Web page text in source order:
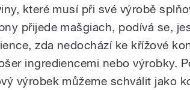
které musí při své výrobě
přijede mašgiach, podívá se,
zda nedochází ke křížové
ingrediencemi nebo výrobky.
výrobek můžeme schválit jako